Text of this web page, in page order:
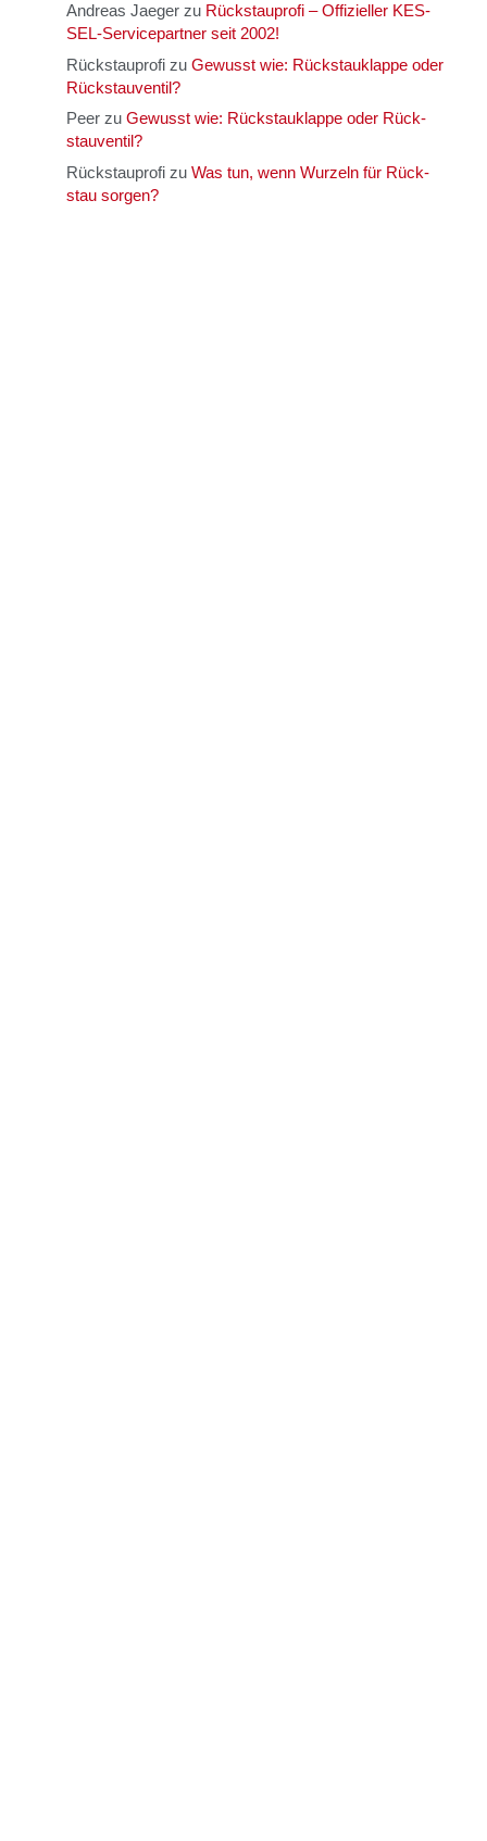
Andreas Jaeger zu Rück­stau­pro­fi – Offi­zi­el­ler KES­
SEL-Ser­vice­part­ner seit 2002!
Rückstauprofi zuGewusst wie: Rück­stau­klap­pe oder
Rück­stau­ven­til?
Peer zuGewusst wie: Rück­stau­klap­pe oder Rück­
stau­ven­til?
Rückstauprofi zuWas tun, wenn Wur­zeln für Rück­
stau sor­gen?